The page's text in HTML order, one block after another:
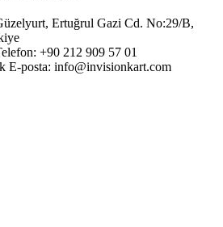
Ertuğrul Gazi Cd. No:29/B,
+90 212 909 57 01
E-posta: info@invisionkart.com